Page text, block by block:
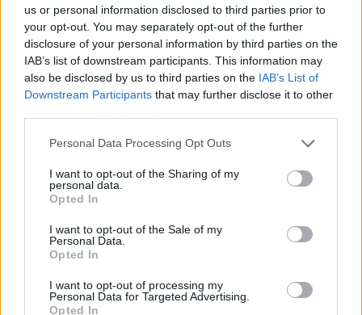
us or personal information disclosed to third parties prior to
your opt-out. You may separately opt-out of the further
disclosure of your personal information by third parties on the
IAB’s list of downstream participants. This information may
also be disclosed by us to third parties on the IAB’s List of
Downstream Participants that may further disclose it to other
Please note that this website/app uses one or more Google
not limited to your visit or usage behaviour. You may click to
grant or deny consent to Google and its third-party tags to
use your data for below specified purposes in below Google
consent section.
Personal Data Processing Opt Outs
I want to opt-out of the Sharing of my
personal data.
Opted In
I want to opt-out of the Sale of my
Personal Data.
Opted In
I want to opt-out of processing my
Personal Data for Targeted Advertising.
Opted In
Μάλιστα η ίδια θέλησε να το πάει και ένα βήμα
παραπέρα, γράφοντας στην περιγραφή του
λογαριασμού της: «Γεια.. Δεν είμαι η Γουάντα εδώ,
είμαι η BADBITCH και αυτό είναι! Εκμεταλλευτείτε
το, γιατί αν κλείσουν το Instagram μου, θα φανώ
πιο ενεργή από ποτέ».